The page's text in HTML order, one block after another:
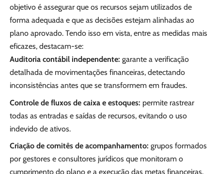
objetivo é assegurar que os recursos sejam utilizados de
forma adequada e que as decisões estejam alinhadas ao
plano aprovado. Tendo isso em vista, entre as medidas mais
eficazes, destacam-se:
Auditoria contábil independente: garante a verificação
detalhada de movimentações financeiras, detectando
inconsistências antes que se transformem em fraudes.
Controle de fluxos de caixa e estoques: permite rastrear
todas as entradas e saídas de recursos, evitando o uso
indevido de ativos.
Criação de comitês de acompanhamento: grupos formados
por gestores e consultores jurídicos que monitoram o
cumprimento do plano e a execução das metas financeiras.